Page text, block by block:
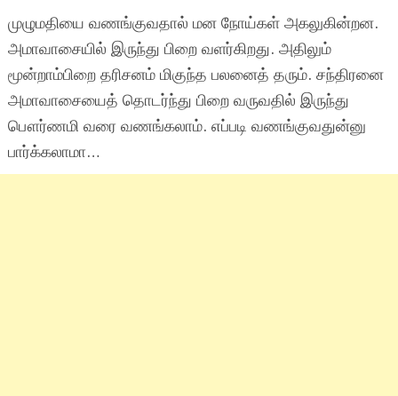
முழுமதியை வணங்குவதால் மன நோய்கள் அகலுகின்றன.
அமாவாசையில் இருந்து பிறை வளர்கிறது. அதிலும்
மூன்றாம்பிறை தரிசனம் மிகுந்த பலனைத் தரும். சந்திரனை
அமாவாசையைத் தொடர்ந்து பிறை வருவதில் இருந்து
பௌர்ணமி வரை வணங்கலாம். எப்படி வணங்குவதுன்னு
பார்க்கலாமா…